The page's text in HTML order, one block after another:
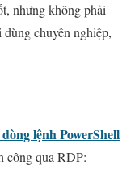
nhưng không phải
chuyên nghiệp,
lệnh PowerShell
công qua RDP: